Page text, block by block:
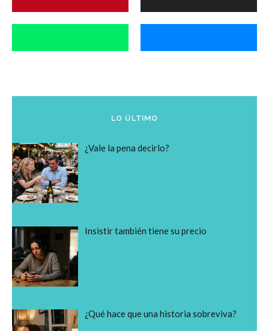
LO ÚLTIMO
¿Vale la pena decirlo?
Insistir también tiene su precio
¿Qué hace que una historia sobreviva?